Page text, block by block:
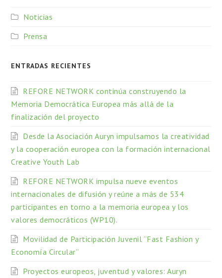
Noticias
Prensa
ENTRADAS RECIENTES
REFORE NETWORK continúa construyendo la
Memoria Democrática Europea más allá de la
finalización del proyecto
Desde la Asociación Auryn impulsamos la creatividad
y la cooperación europea con la formación internacional
Creative Youth Lab
REFORE NETWORK impulsa nueve eventos
internacionales de difusión y reúne a más de 534
participantes en torno a la memoria europea y los
valores democráticos (WP10).
Movilidad de Participación Juvenil “Fast Fashion y
Economía Circular”
Proyectos europeos, juventud y valores: Auryn